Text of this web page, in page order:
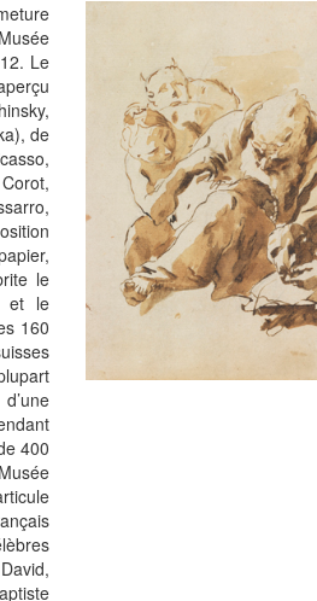
Le
de
le
et le
160
400